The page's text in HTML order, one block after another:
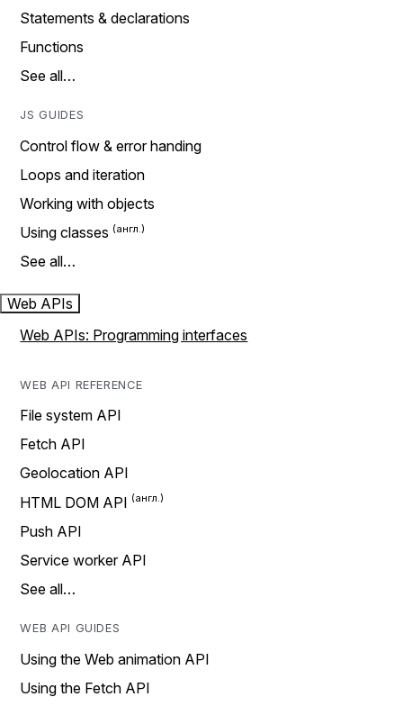
Statements & declarations
Functions
See all…
JS GUIDES
Control flow & error handing
Loops and iteration
Working with objects
Using classes
See all…
Web APIs
Web APIs: Programming interfaces
WEB API REFERENCE
File system API
Fetch API
Geolocation API
HTML DOM API
Push API
Service worker API
See all…
WEB API GUIDES
Using the Web animation API
Using the Fetch API